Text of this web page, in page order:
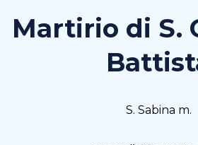
Martirio di S.
S. Sabina m.